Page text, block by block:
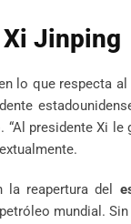
Xi Jinping
lo que respecta
presidente Xi le
la reapertura del
mundial.